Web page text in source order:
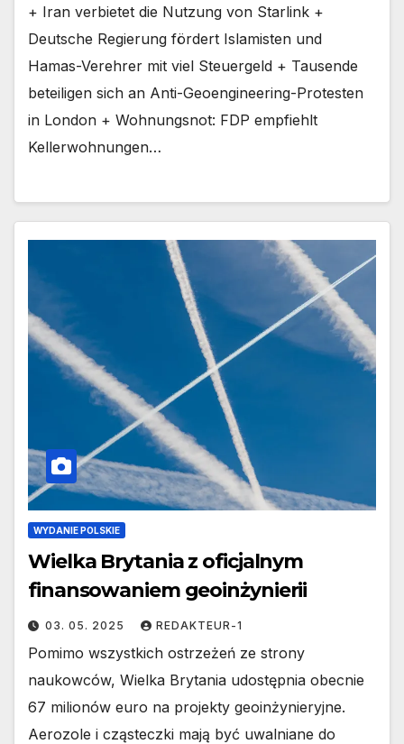
+ Iran verbietet die Nutzung von Starlink +
Deutsche Regierung fördert Islamisten und
Hamas-Verehrer mit viel Steuergeld + Tausende
beteiligen sich an Anti-Geoengineering-Protesten
in London + Wohnungsnot: FDP empfiehlt
Kellerwohnungen…
WYDANIE POLSKIE
Wielka Brytania z oficjalnym
finansowaniem geoinżynierii
03. 05. 2025 REDAKTEUR-1
Pomimo wszystkich ostrzeżeń ze strony
naukowców, Wielka Brytania udostępnia obecnie
67 milionów euro na projekty geoinżynieryjne.
Aerozole i cząsteczki mają być uwalniane do